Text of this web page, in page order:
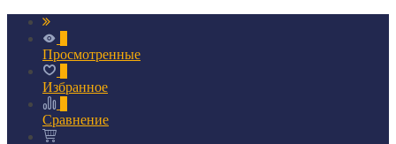
Просмотренные
Избранное
Сравнение